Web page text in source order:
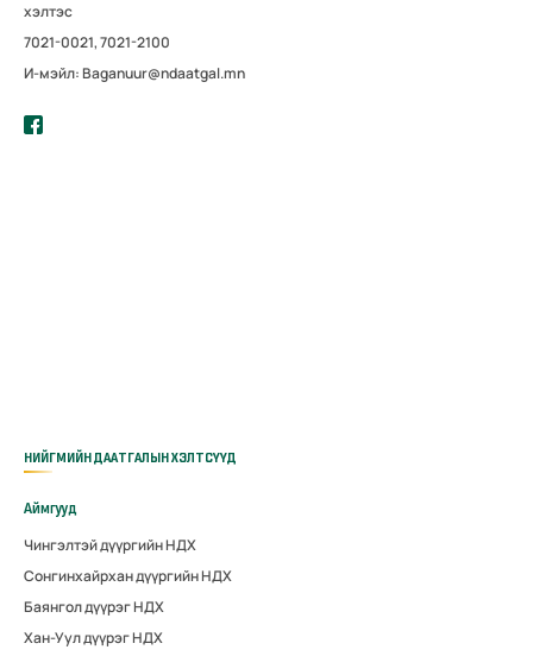
хэлтэс
7021-0021, 7021-2100
И-мэйл: Baganuur@ndaatgal.mn
НИЙГМИЙН ДААТГАЛЫН ХЭЛТСҮҮД
Аймгууд
Чингэлтэй дүүргийн НДХ
Сонгинхайрхан дүүргийн НДХ
Баянгол дүүрэг НДХ
Хан-Уул дүүрэг НДХ